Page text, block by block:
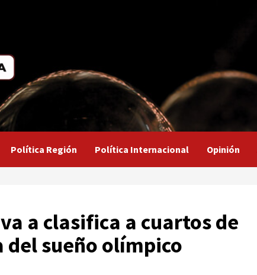
Política Región Política Internacional Opinión
a clasifica a cuartos de
del sueño olímpico